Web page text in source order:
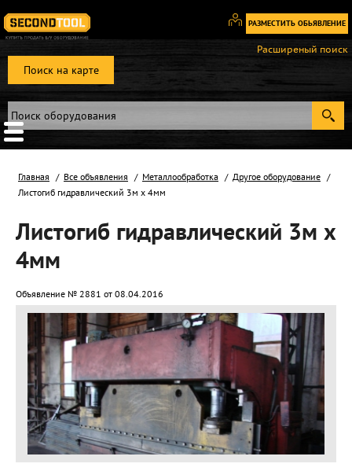
РАЗМЕСТИТЬ ОБЬЯВЛЕНИЕ
Вход
Регистрация
Поиск на карте
Расширеный поиск
Главная Все объявления Металлообработка
Другое оборудование
Листогиб гидравлический 3м х 4мм
Листогиб гидравлический 3м х
4мм
Объявление № 2881 от 08.04.2016